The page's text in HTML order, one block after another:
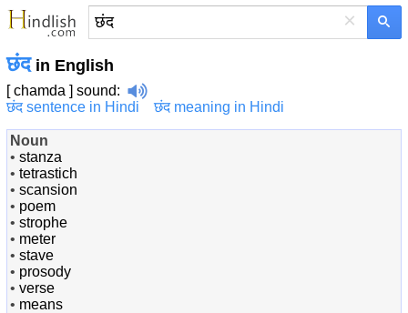
×
छंदin English
[ chamda ] sound:
छंद sentence in Hindi
छंद meaning in Hindi
Noun
• stanza
• tetrastich
• scansion
• poem
• strophe
• meter
• stave
• prosody
• verse
• means